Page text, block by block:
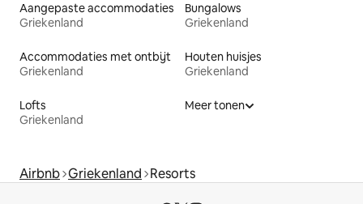
Aangepaste accommodaties
Griekenland
Bungalows
Griekenland
Accommodaties met ontbijt
Griekenland
Houten huisjes
Griekenland
Lofts
Griekenland
Meer tonen
Airbnb Griekenland Resorts